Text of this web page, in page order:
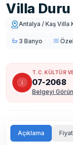
Villa Duru
Antalya / Kaş Villa
3 Banyo
T.C. KÜLTÜR
07-2068
Belgeyi
Açıklama